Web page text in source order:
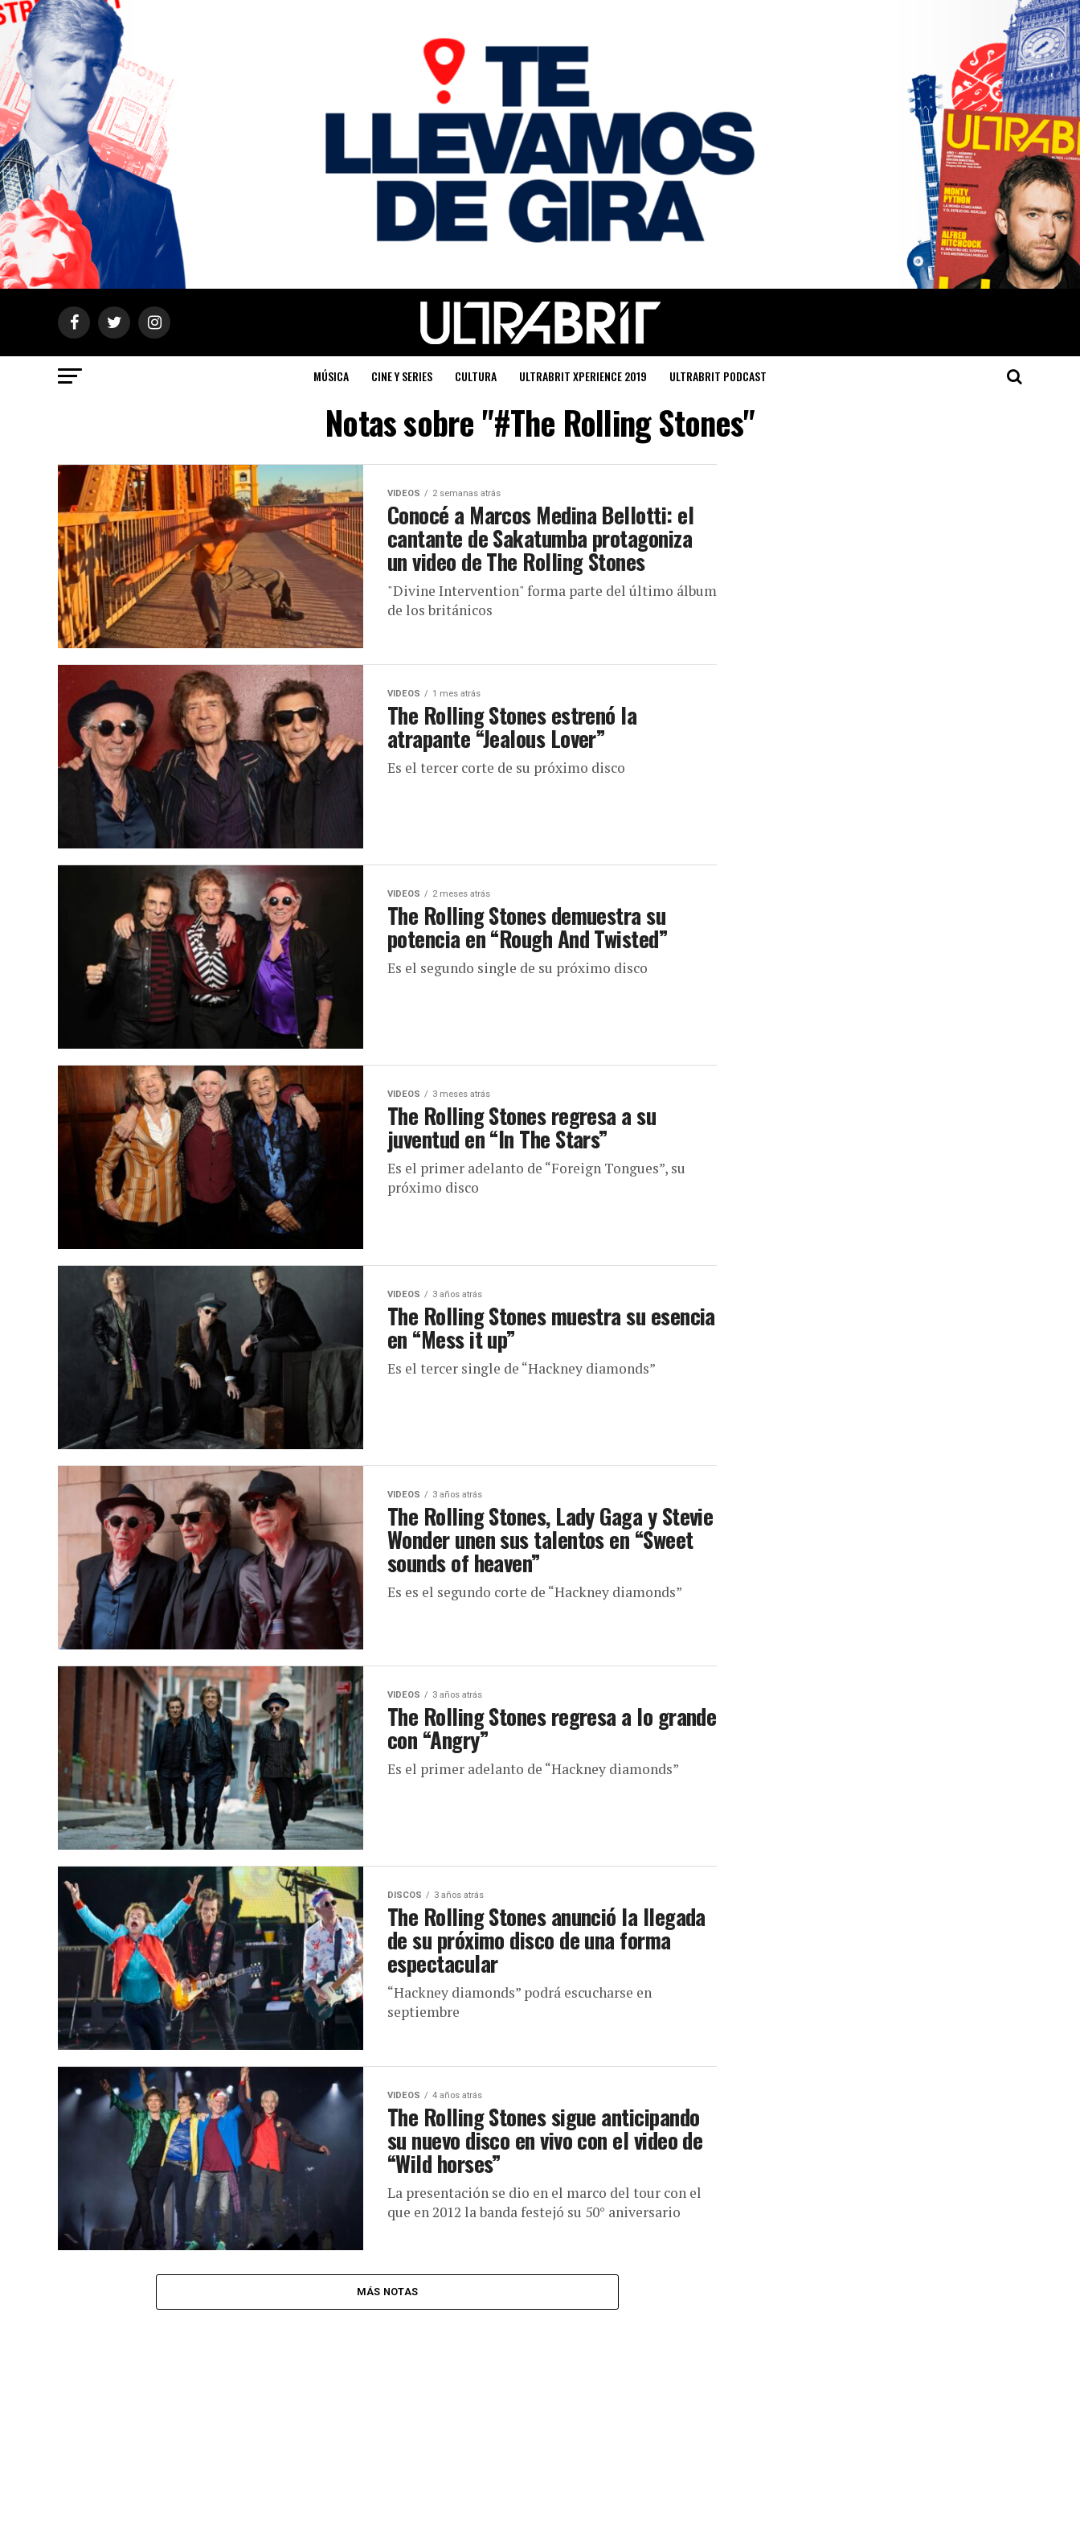
MÚSICA CINE Y SERIES CULTURA ULTRABRIT XPERIENCE 2019 ULTRABRIT PODCAST
Notas sobre "#The Rolling Stones"
VIDEOS 2 semanas atrás
Conocé a Marcos Medina Bellotti: el
cantante de Sakatumba protagoniza
un video de The Rolling Stones
"Divine Intervention" forma parte del último álbum
de los británicos
VIDEOS 1 mes atrás
The Rolling Stones estrenó la
atrapante “Jealous Lover”
Es el tercer corte de su próximo disco
VIDEOS 2 meses atrás
The Rolling Stones demuestra su
potencia en “Rough And Twisted”
Es el segundo single de su próximo disco
VIDEOS 3 meses atrás
The Rolling Stones regresa a su
juventud en “In The Stars”
Es el primer adelanto de “Foreign Tongues”, su
próximo disco
VIDEOS 3 años atrás
The Rolling Stones muestra su esencia
en “Mess it up”
Es el tercer single de “Hackney diamonds”
VIDEOS 3 años atrás
The Rolling Stones, Lady Gaga y Stevie
Wonder unen sus talentos en “Sweet
sounds of heaven”
Es es el segundo corte de “Hackney diamonds”
VIDEOS 3 años atrás
The Rolling Stones regresa a lo grande
con “Angry”
Es el primer adelanto de “Hackney diamonds”
DISCOS 3 años atrás
The Rolling Stones anunció la llegada
de su próximo disco de una forma
espectacular
“Hackney diamonds” podrá escucharse en
septiembre
VIDEOS 4 años atrás
The Rolling Stones sigue anticipando
su nuevo disco en vivo con el video de
“Wild horses”
La presentación se dio en el marco del tour con el
que en 2012 la banda festejó su 50° aniversario
MÁS NOTAS